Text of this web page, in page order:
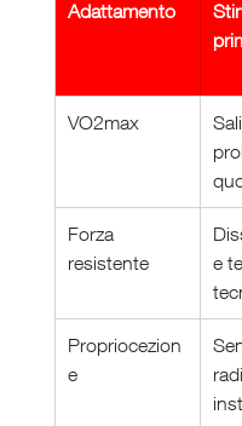
Adattamento
VO2max
Forza
resistente
e
Propriocezion
e